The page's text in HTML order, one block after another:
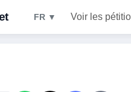
FR ▼ Voir les